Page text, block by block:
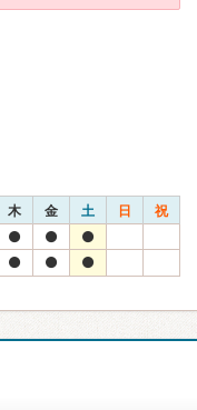
木 金 土 日 祝